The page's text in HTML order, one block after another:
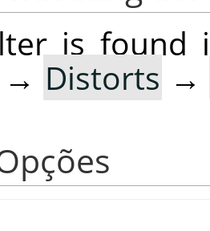
is found
→ Distorts →